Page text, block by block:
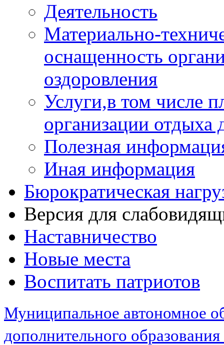
Деятельность
Материально-
оснащенность
оздоровления
Услуги,в том числе
организации отдыха
Полезная
Иная информация
Бюрократическая
Версия для
Наставничество
Новые места
Воспитать патриотов
Муниципальное автономное
дополнительного образования